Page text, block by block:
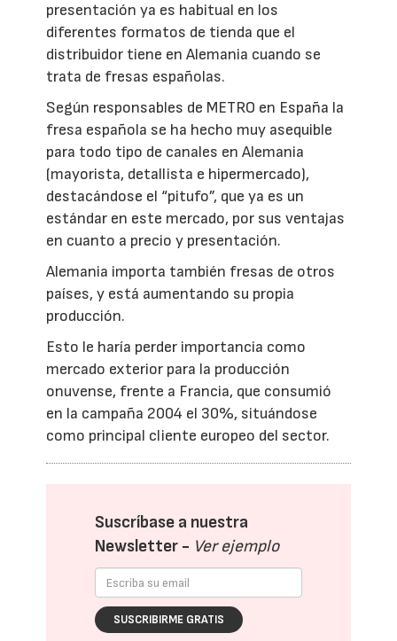
presentación ya es habitual en los
diferentes formatos de tienda que el
distribuidor tiene en Alemania cuando se
trata de fresas españolas.
Según responsables de METRO en España la
fresa española se ha hecho muy asequible
para todo tipo de canales en Alemania
(mayorista, detallista e hipermercado),
destacándose el “pitufo”, que ya es un
estándar en este mercado, por sus ventajas
en cuanto a precio y presentación.
Alemania importa también fresas de otros
países, y está aumentando su propia
producción.
Esto le haría perder importancia como
mercado exterior para la producción
onuvense, frente a Francia, que consumió
en la campaña 2004 el 30%, situándose
como principal cliente europeo del sector.
Suscríbase a nuestra
Newsletter - Ver ejemplo
SUSCRIBIRME GRATIS